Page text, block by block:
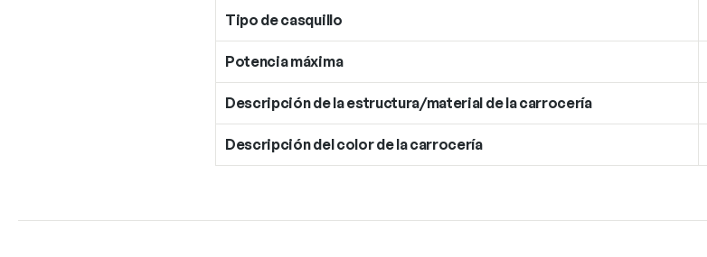
Tipo de casquillo
Potencia máxima
Descripción de la estructura/material de la carrocería
Descripción del color de la carrocería